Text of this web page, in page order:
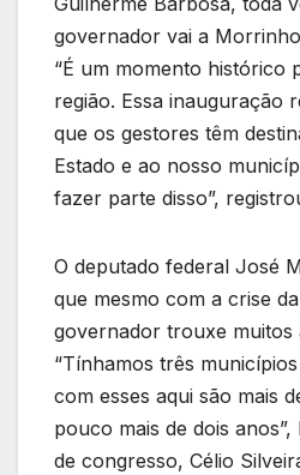
governador vai a
“É um momento histórico
região. Essa inauguração
que os gestores têm
Estado e ao nosso
fazer parte disso”,
O deputado federal José
que mesmo com a crise
governador trouxe muitos
“Tínhamos três
com esses aqui são mais
pouco mais de dois
de congresso, Célio